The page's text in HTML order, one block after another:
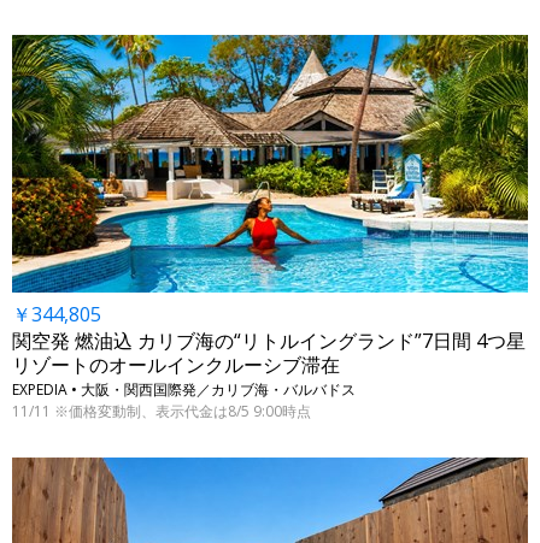
￥344,805
関空発 燃油込 カリブ海の“リトルイングランド”7日間 4つ星
リゾートのオールインクルーシブ滞在
EXPEDIA • 大阪・関西国際発／カリブ海・バルバドス
11/11 ※価格変動制、表示代金は8/5 9:00時点